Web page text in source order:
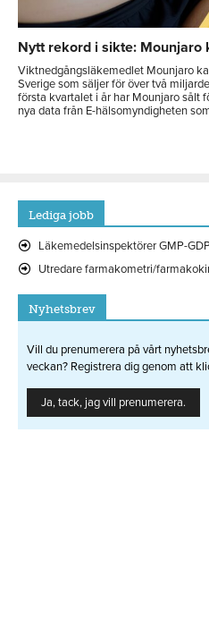
Nytt rekord i sikte: Mounjaro
Viktnedgångsläkemedlet Mounjaro
Sverige som säljer för över två
första kvartalet i år har Mounjaro sålt
nya data från E-hälsomyndigheten
Lediga jobb
Läkemedelsinspektörer GMP-
Utredare farmakometri/
Nyhetsbrev
Vill du prenumerera på vårt
veckan? Registrera dig genom att
Ja, tack, jag vill prenumerera.